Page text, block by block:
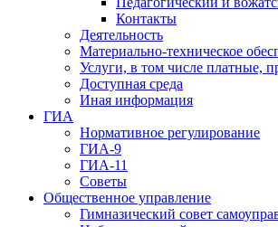
Контакты
Деятельность
Материально-техническое
Услуги, в том числе платные,
Доступная среда
Иная информация
ГИА
Нормативное регулирование
ГИА-9
ГИА-11
Советы
Общественное управление
Гимназический совет